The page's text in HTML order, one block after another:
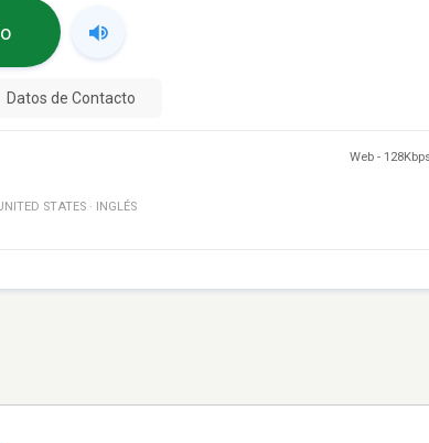
Datos de Contacto
Web -
STATES · INGLÉS